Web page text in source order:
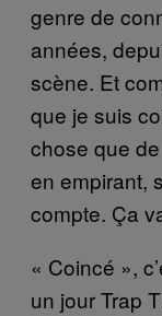
genre de
années,
scène. Et
que je suis
chose que
en empirant,
compte. Ça
« Coincé »,
un jour Trap